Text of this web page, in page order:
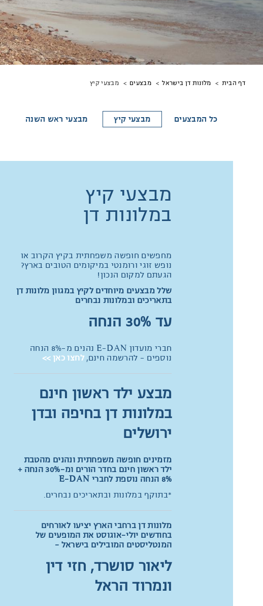
מיקומך
דף הבית מלונות דן בישראל מבצעים מבצעי קיץ
כל המבצעים מבצעי קיץ מבצעי ראש השנה
מבצעי קיץ
במלונות דן
מחפשים חופשה משפחתית בקיץ הקרוב או
נופש זוגי ורומנטי במיקומים הטובים בארץ?
הגעתם למקום הנכון!
שלל מבצעים מיוחדים לקיץ במגוון מלונות דן
בתאריכים ובמלונות נבחרים
עד 30% הנחה
חברי מועדון E-DAN נהנים מ-8% הנחה
נוספים - להרשמה חינם,לחצו כאן >>
מבצע ילד ראשון חינם
במלונות דן בחיפה ובדן
ירושלים
מזמינים חופשה משפחתית ונהנים מהטבת
ילד ראשון חינם בחדר הורים ומ-30% הנחה +
8% הנחה נוספת לחברי E-DAN
*בתוקף במלונות ובתאריכים נבחרים.
מלונות דן ברחבי הארץ יציעו לאורחים
בחודשים יולי-אוגוסט את המופעים של
המנטליסטים המובילים בישראל –
ליאור סושרד, חזי דין
ונמרוד הראל